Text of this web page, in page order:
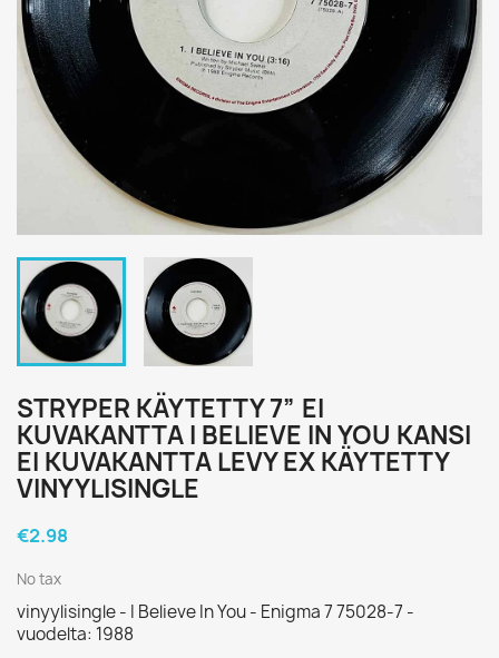
STRYPER KÄYTETTY 7” EI
KUVAKANTTA I BELIEVE IN YOU KANSI
EI KUVAKANTTA LEVY EX KÄYTETTY
VINYYLISINGLE
€2.98
No tax
vinyylisingle - I Believe In You - Enigma 7 75028-7 -
vuodelta: 1988